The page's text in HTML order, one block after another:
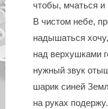
чтобы, мчаться и
В чистом небе,
надышаться хочу,
над верхушками
нужный звук
шарик синей
на руках подержу.